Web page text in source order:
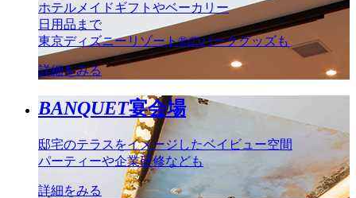
ホテルメイドギフトやベーカリー
日用品まで
東京ディズニーリゾート®のパークグッズも
詳細をみる
BANQUET宴会場
邸宅のテラスをイメージしたベイビュー空間
パーティーや企業研修なども
詳細をみる